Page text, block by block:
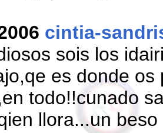
cintia-
sois los
es donde
todo!!cunado
llora...un